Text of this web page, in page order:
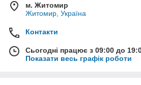
м. Житомир
Житомир, Україна
Контакти
Сьогодні працює з 09:00 до
Показати весь графік роботи